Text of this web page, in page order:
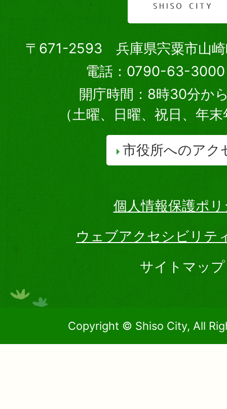
〒671-2593 兵庫県宍粟市山崎
電話：0790-63-3000
開庁時間：8時30分か
（土曜、日曜、祝日、年
市役所へのアク
個人情報保護ポ
ウェブアクセシビリテ
サイトマップ
Copyright © Shiso City, All